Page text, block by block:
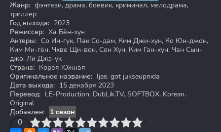
Жанр: фэнтези, драма, боевик, криминал, мелодрама,
триллер
Год выхода: 2023
Режиссер: Ха Бён-хун
Актеры: Со Ин-гук, Пак Со-дам, Ким Джи-хун, Ко Юн-джон,
Ким Ми-гён, Чхве Щи-вон, Сон Хун, Ким Ган-хун, Чан Сын-
джо, Ли Джэ-ук
Страна: Корея Южная
Оригинальное название: Ijae, got jukseupnida
Дата выхода: 15 декабря 2023
Перевод: LE-Production, DubLik.TV, SOFTBOX, Korean.
Original
Добавлен:
1 сезон
0
4 6 7 8 9 10